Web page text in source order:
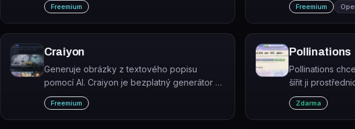
Freemium
a nástroj
Freemium
Craiyon
Generuje obrázky z textového popisu
pomocí AI. Craiyon je bezplatný generátor AI
ilustrací bez nutnosti registrace.
Freemium
Pollinations
Pollinations
šířit ji
Ať už jde o
lidi, aby si
představovali
Zdarma